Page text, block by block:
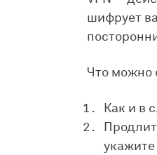
шифрует
Что можно
Как и в